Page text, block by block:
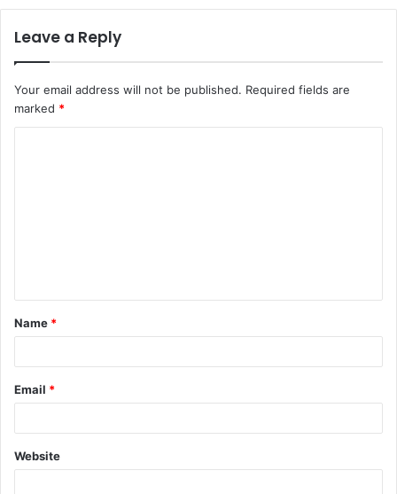
Leave a Reply
Your email address will not be published. Required fields are
marked *
t
*
Name *
Email *
Website